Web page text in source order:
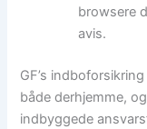
browsere
avis.
GF’s
både derhjemme,
indbyggede